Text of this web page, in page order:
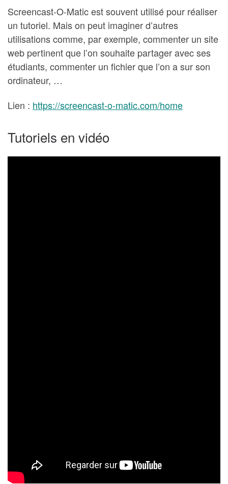
Screencast-O-Matic est souvent utilisé pour réaliser
un tutoriel. Mais on peut imaginer d’autres
utilisations comme, par exemple, commenter un site
web pertinent que l’on souhaite partager avec ses
étudiants, commenter un fichier que l’on a sur son
ordinateur, …
Lien : https://screencast-o-matic.com/home
Tutoriels en vidéo